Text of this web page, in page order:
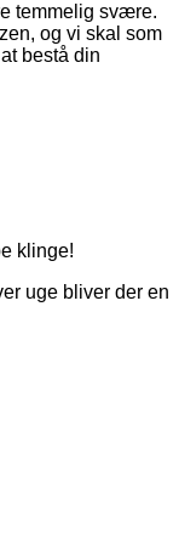
temmelig svære.
og vi skal som
bestå din
klinge!
uge bliver der en